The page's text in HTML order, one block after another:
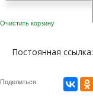
Очистить корзину
Постоянная ссылка:
Поделиться: